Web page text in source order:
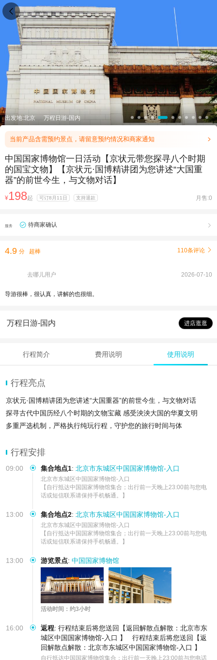
出发地:北京 万程日游-国内
当前产品含需预约景点，请留意预约情况和商家通知 
中国国家博物馆一日活动【京状元带您探寻八个时期
的国宝文物】【京状元·国博精讲团为您讲述“大国重
器”的前世今生，与文物对话】
¥198起 可订8月11日 支持退款 月售:0
服务 待商家确认 
4.9 分 超棒 110条评论 
去哪儿用户 2026-07-10
导游很棒，很认真，讲解的也很细。
万程日游-国内 进店逛逛
行程简介 费用说明 使用说明
行程亮点
京状元·国博精讲团为您讲述“大国重器”的前世今生，与文物对话
探寻古代中国历经八个时期的文物宝藏 感受泱泱大国的华夏文明
多重严选机制，严格执行纯玩行程，守护您的旅行时间与体
行程安排
09:00 集合地点1: 北京市东城区中国国家博物馆-入口
北京市东城区中国国家博物馆-入口
【自行抵达中国国家博物馆集合；出行前一天晚上23:00前与您电
话或短信联系请保持手机畅通。】
13:00 集合地点2: 北京市东城区中国国家博物馆-入口
北京市东城区中国国家博物馆-入口
【自行抵达中国国家博物馆集合；出行前一天晚上23:00前与您电
话或短信联系请保持手机畅通。】
13:00 游览景点: 中国国家博物馆
活动时间：约3小时
16:00 返程: 行程结束后将您送回【返回解散点解散：北京市东
城区中国国家博物馆-入口 】
行程结束后将您送回【返
回解散点解散：北京市东城区中国国家博物馆-入口 】
自行抵达中国国家博物馆集合；出行前一天晚上23:00前与您电话
